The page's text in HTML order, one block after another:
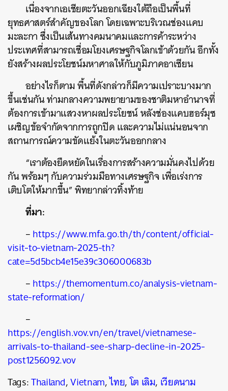
เนื่องจากเอเชียตะวันออกเฉียงใต้ถือเป็นพื้นที่
ยุทธศาสตร์สำคัญของโลก โดยเฉพาะบริเวณช่องแคบ
มะละกา ซึ่งเป็นเส้นทางคมนาคมและการค้าระหว่าง
ประเทศที่สามารถเชื่อมโยงเศรษฐกิจโลกเข้าด้วยกัน อีกทั้ง
ยังสร้างผลประโยชน์มหาศาลให้กับภูมิภาคอาเซียน
อย่างไรก็ตาม พื้นที่ดังกล่าวก็มีความเปราะบางมาก
ขึ้นเช่นกัน ท่ามกลางความพยายามของชาติมหาอำนาจที่
ต้องการเข้ามาแสวงหาผลประโยชน์ หลังช่องแคบฮอร์มุซ
เผชิญข้อจำกัดจากการถูกปิด และความไม่แน่นอนจาก
สถานการณ์ความขัดแย้งในตะวันออกกลาง
“เราต้องยืดหยัดในเรื่องการสร้างความมั่นคงไปด้วย
กัน พร้อมๆ กับความร่วมมือทางเศรษฐกิจ เพื่อเร่งการ
เติบโตให้มากขึ้น” พิทยากล่าวทิ้งท้าย
ที่มา:
–https://www.mfa.go.th/th/content/official-
visit-to-vietnam-2025-th?
cate=5d5bcb4e15e39c306000683b
–https://themomentum.co/analysis-vietnam-
state-reformation/
–
https://english.vov.vn/en/travel/vietnamese-
arrivals-to-thailand-see-sharp-decline-in-2025-
post1256092.vov
Tags:Thailand,Vietnam,ไทย,โต เลิม, เวียดนาม